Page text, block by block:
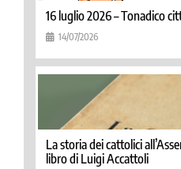
16 luglio 2026 – Tonadico
14/07/2026
La storia dei cattolici
libro di Luigi Accattoli